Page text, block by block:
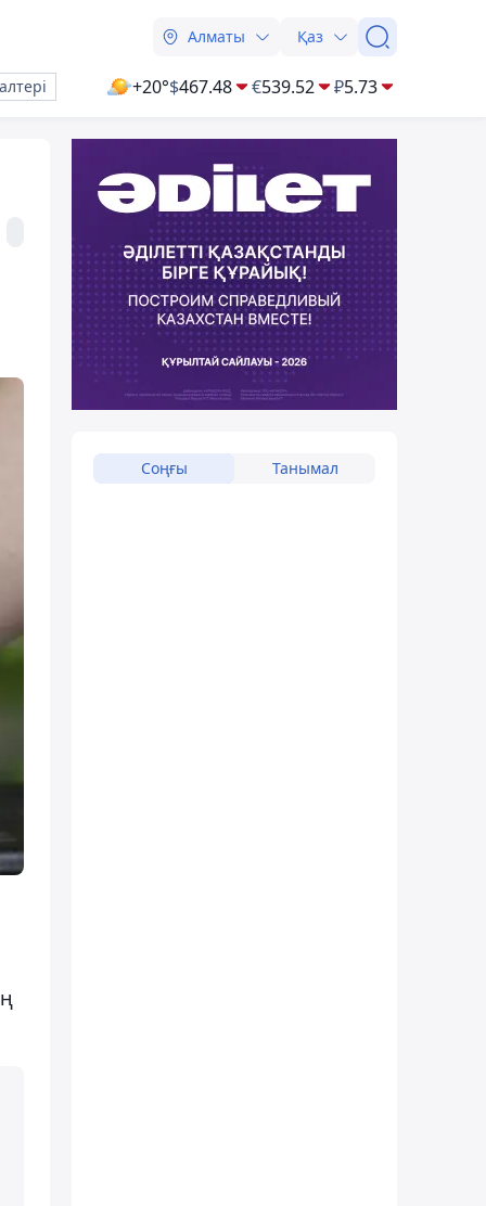
Алматы Қаз
+20°$467.48 €539.52 ₽5.73
Соңғы Танымал